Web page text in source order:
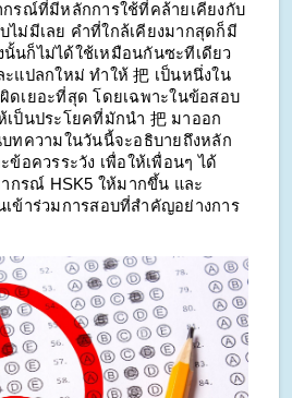
รณ์ที่มีหลักการใช้ที่คล้ายเคียงกับ
ไม่มีเลย คำที่ใกล้เคียงมากสุดก็มี
งนั้นก็ไม่ได้ใช้เหมือนกันซะทีเดียว
แปลกใหม่ ทำให้ 把 เป็นหนึ่งใน
เยอะที่สุด โดยเฉพาะในข้อสอบ
เป็นประโยคที่มักนำ 把 มาออก
ทความในวันนี้จะอธิบายถึงหลัก
ข้อควรระวัง เพื่อให้เพื่อนๆ ได้
ากรณ์ HSK5 ให้มากขึ้น และ
ข้าร่วมการสอบที่สำคัญอย่างการ